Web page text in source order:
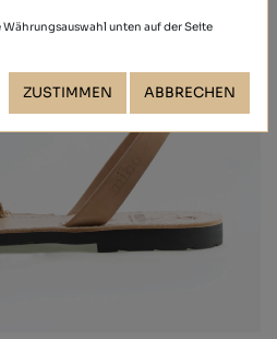
unten auf der Seite
ZUSTIMMEN ABBRECHEN